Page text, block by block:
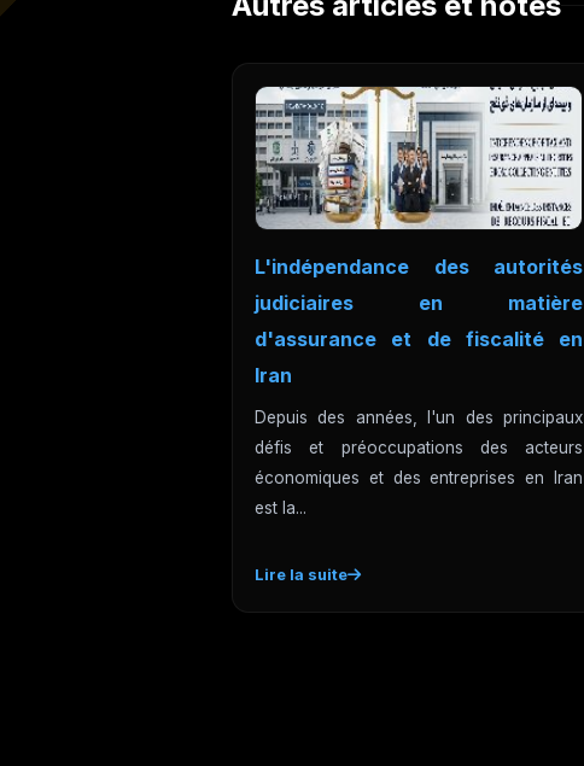
L'indépendance des autorités
judiciaires en matière
d'assurance et de fiscalité en
Iran
Depuis des années, l'un des principaux
défis et préoccupations des acteurs
économiques et des entreprises en Iran
est la...
Lire la suite